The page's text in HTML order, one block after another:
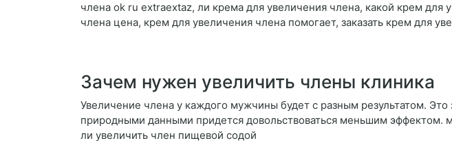
члена ok ru extraextaz, ли крема для увеличения члена, какой крем
члена цена, крем для увеличения члена помогает, заказать крем для
Зачем нужен увеличить члены клиника
Увеличение члена у каждого мужчины будет с разным результатом.
природными данными придется довольствоваться меньшим эффектом.
ли увеличить член пищевой содой